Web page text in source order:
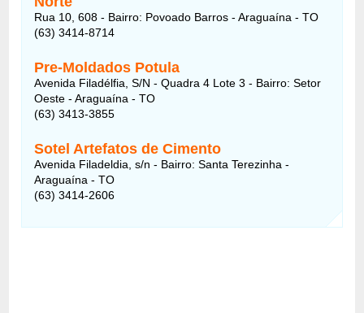
Rua 10, 608 - Bairro: Povoado Barros - Araguaína - TO
(63) 3414-8714
Pre-Moldados Potula
Avenida Filadélfia, S/N - Quadra 4 Lote 3 - Bairro: Setor
Oeste - Araguaína - TO
(63) 3413-3855
Sotel Artefatos de Cimento
Avenida Filadeldia, s/n - Bairro: Santa Terezinha -
Araguaína - TO
(63) 3414-2606